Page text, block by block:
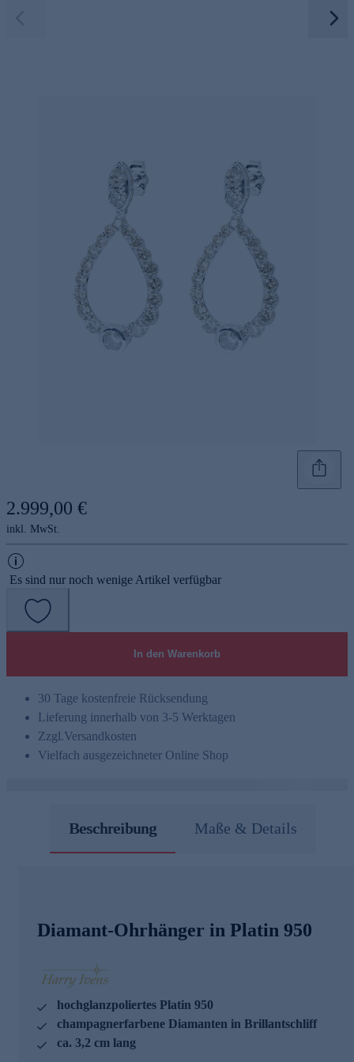
2.999,00 €
inkl. MwSt.
Es sind nur noch wenige Artikel verfügbar
In den Warenkorb
30 Tage kostenfreie Rücksendung
Lieferung innerhalb von 3-5 Werktagen
Zzgl.Versandkosten
Vielfach ausgezeichneter Online Shop
Beschreibung Maße & Details
Diamant-Ohrhänger in Platin 950
hochglanzpoliertes Platin 950
champagnerfarbene Diamanten in Brillantschliff
ca. 3,2 cm lang